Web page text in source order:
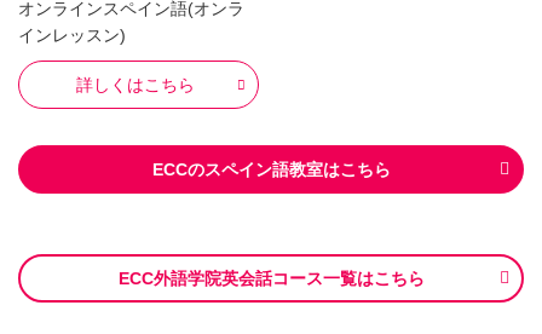
オンラインスペイン語(オンラ
インレッスン)
詳しくはこちら
ECCのスペイン語教室はこちら
ECC外語学院英会話コース一覧はこちら